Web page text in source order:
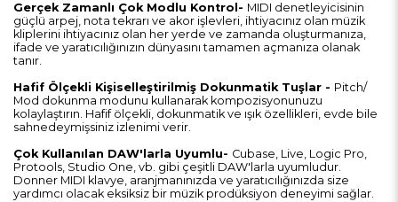
Gerçek Zamanlı Çok Modlu Kontrol- MIDI denetleyicisinin
güçlü arpej, nota tekrarı ve akor işlevleri, ihtiyacınız olan müzik
kliplerini ihtiyacınız olan her yerde ve zamanda oluşturmanıza,
ifade ve yaratıcılığınızın dünyasını tamamen açmanıza olanak
tanır.
Hafif Ölçekli Kişiselleştirilmiş Dokunmatik Tuşlar - Pitch/
Mod dokunma modunu kullanarak kompozisyonunuzu
kolaylaştırın. Hafif ölçekli, dokunmatik ve ışık özellikleri, evde bile
sahnedeymişsiniz izlenimi verir.
Çok Kullanılan DAW'larla Uyumlu- Cubase, Live, Logic Pro,
Protools, Studio One, vb. gibi çeşitli DAW'larla uyumludur.
Donner MIDI klavye, aranjmanınızda ve yaratıcılığınızda size
yardımcı olacak eksiksiz bir müzik prodüksiyon deneyimi sağlar.